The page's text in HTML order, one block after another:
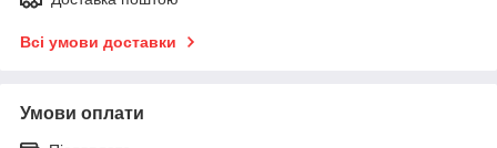
Всі умови доставки
Умови оплати